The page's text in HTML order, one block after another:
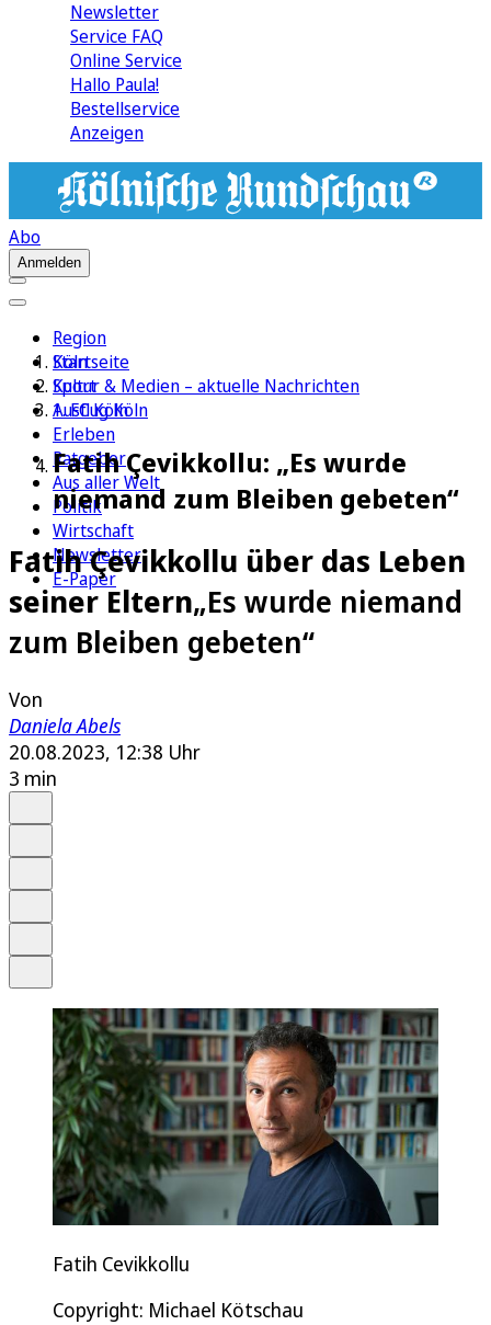
Newsletter
Service FAQ
Online Service
Hallo Paula!
Bestellservice
Anzeigen
Abo
Anmelden
Region
Köln
Sport
1. FC Köln
Erleben
Ratgeber
Aus aller Welt
Politik
Wirtschaft
Newsletter
E-Paper
Startseite
Kultur & Medien – aktuelle Nachrichten
Ausflug Köln
Fatih Çevikkollu: „Es wurde
niemand zum Bleiben gebeten“
Fatih Çevikkollu über das Leben
seiner Eltern„Es wurde niemand
zum Bleiben gebeten“
Von
Daniela Abels
20.08.2023, 12:38 Uhr
3 min
Fatih Cevikkollu
Copyright: Michael Kötschau